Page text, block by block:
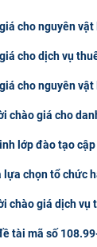
cho nguyên
cho dịch vụ
cho nguyên
chào giá cho
lớp đào tạo
lựa chọn tổ chức
chào giá dịch
tài mã số